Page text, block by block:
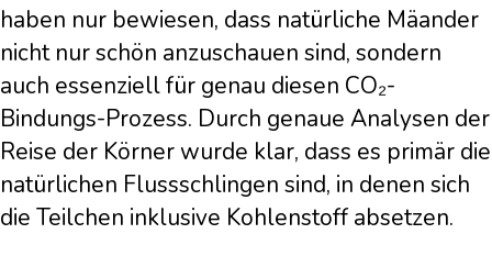
haben nur bewiesen, dass natürliche Mäander
nicht nur schön anzuschauen sind, sondern
auch essenziell für genau diesen CO₂-
Bindungs-Prozess. Durch genaue Analysen der
Reise der Körner wurde klar, dass es primär die
natürlichen Flussschlingen sind, in denen sich
die Teilchen inklusive Kohlenstoff absetzen.